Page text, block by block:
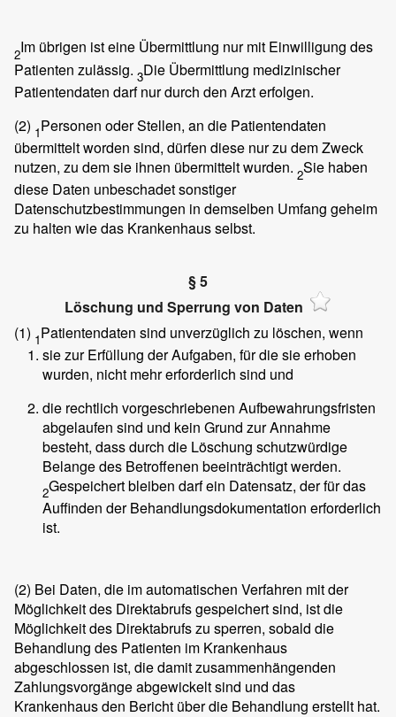
2Im übrigen ist eine Übermittlung nur mit Einwilligung des
Patienten zulässig. 3Die Übermittlung medizinischer
Patientendaten darf nur durch den Arzt erfolgen.
(2) 1Personen oder Stellen, an die Patientendaten
übermittelt worden sind, dürfen diese nur zu dem Zweck
nutzen, zu dem sie ihnen übermittelt wurden. 2Sie haben
diese Daten unbeschadet sonstiger
Datenschutzbestimmungen in demselben Umfang geheim
zu halten wie das Krankenhaus selbst.
§ 5
Löschung und Sperrung von Daten
(1) 1Patientendaten sind unverzüglich zu löschen, wenn
sie zur Erfüllung der Aufgaben, für die sie erhoben
wurden, nicht mehr erforderlich sind und
die rechtlich vorgeschriebenen Aufbewahrungsfristen
abgelaufen sind und kein Grund zur Annahme
besteht, dass durch die Löschung schutzwürdige
Belange des Betroffenen beeinträchtigt werden.
2Gespeichert bleiben darf ein Datensatz, der für das
Auffinden der Behandlungsdokumentation erforderlich
ist.
(2) Bei Daten, die im automatischen Verfahren mit der
Möglichkeit des Direktabrufs gespeichert sind, ist die
Möglichkeit des Direktabrufs zu sperren, sobald die
Behandlung des Patienten im Krankenhaus
abgeschlossen ist, die damit zusammenhängenden
Zahlungsvorgänge abgewickelt sind und das
Krankenhaus den Bericht über die Behandlung erstellt hat.